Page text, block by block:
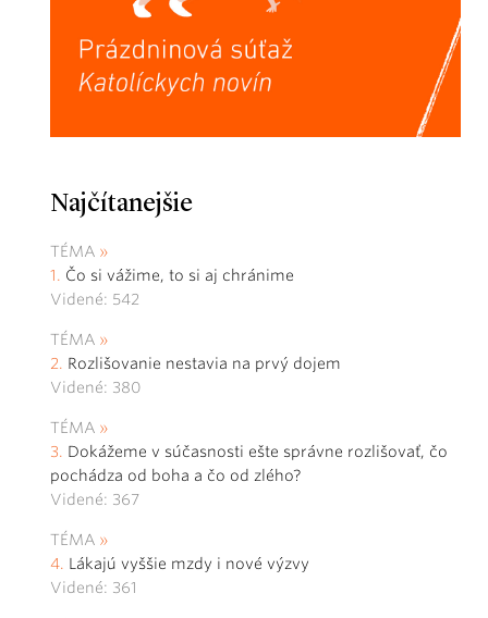
Najčítanejšie
TÉMA
Čo si vážime, to si aj chránime
Videné: 542
TÉMA
Rozlišovanie nestavia na prvý dojem
Videné: 380
TÉMA
Dokážeme v súčasnosti ešte správne rozlišovať, čo
pochádza od boha a čo od zlého?
Videné: 367
TÉMA
Lákajú vyššie mzdy i nové výzvy
Videné: 361